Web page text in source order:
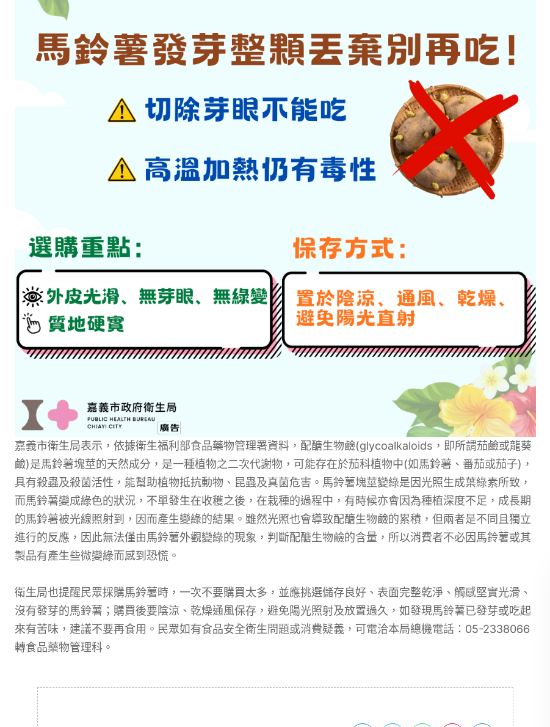
嘉義市衛生局表示，依據衛生福利部食品藥物管理署資料，配醣生物鹼(glycoalkaloids，即所謂茄鹼或龍葵
鹼)是馬鈴薯塊莖的天然成分，是一種植物之二次代謝物，可能存在於茄科植物中(如馬鈴薯、番茄或茄子)，
具有殺蟲及殺菌活性，能幫助植物抵抗動物、昆蟲及真菌危害。馬鈴薯塊莖變綠是因光照生成葉綠素所致，
而馬鈴薯變成綠色的狀況，不單發生在收穫之後，在栽種的過程中，有時候亦會因為種植深度不足，成長期
的馬鈴薯被光線照射到，因而產生變綠的結果。雖然光照也會導致配醣生物鹼的累積，但兩者是不同且獨立
進行的反應，因此無法僅由馬鈴薯外觀變綠的現象，判斷配醣生物鹼的含量，所以消費者不必因馬鈴薯或其
製品有產生些微變綠而感到恐慌。
衛生局也提醒民眾採購馬鈴薯時，一次不要購買太多，並應挑選儲存良好、表面完整乾淨、觸感堅實光滑、
沒有發芽的馬鈴薯；購買後要陰涼、乾燥通風保存，避免陽光照射及放置過久，如發現馬鈴薯已發芽或吃起
來有苦味，建議不要再食用。民眾如有食品安全衛生問題或消費疑義，可電洽本局總機電話：05-2338066
轉食品藥物管理科。